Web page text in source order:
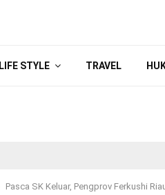
LIFE STYLE TRAVEL
Pasca SK Keluar, Pengprov Ferkushi